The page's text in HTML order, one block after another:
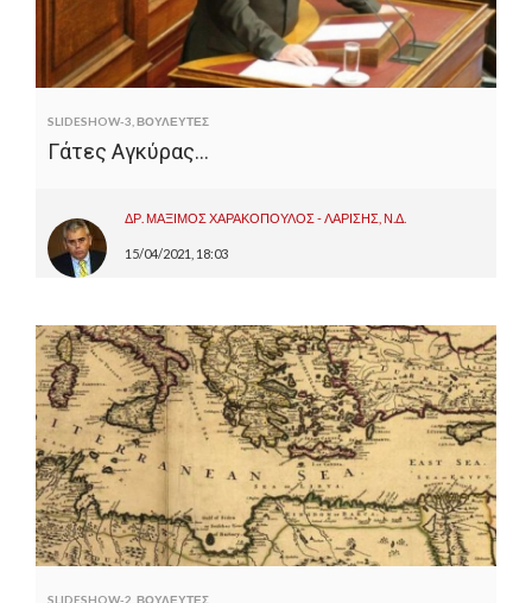
SLIDESHOW-3 ΒΟΥΛΕΥΤΕΣ
Γάτες Αγκύρας…
ΔΡ. ΜΑΞΙΜΟΣ ΧΑΡΑΚΟΠΟΥΛΟΣ - ΛΑΡΙΣΗΣ, Ν.Δ.
15/04/2021, 18:03
SLIDESHOW-2 ΒΟΥΛΕΥΤΕΣ